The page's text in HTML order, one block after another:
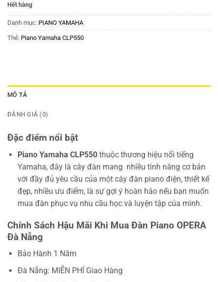
Hết hàng
Danh mục: PIANO YAMAHA
Thẻ: Piano Yamaha CLP550
MÔ TẢ
ĐÁNH GIÁ (0)
Đặc điểm nổi bật
Piano Yamaha CLP550 thuộc thương hiệu nổi tiếng
Yamaha, đây là cây đàn mang nhiều tính năng cơ bản
với đầy đủ yêu cầu của một cây đàn piano điện, thiết kế
đẹp, nhiều ưu điểm, là sự gợi ý hoàn hảo nếu bạn muốn
mua đàn phục vụ nhu cầu học và luyện tập của mình.
Chính Sách Hậu Mãi Khi Mua Đàn Piano OPERA
Đà Nẵng
Bảo Hành 1 Năm
Đà Nẵng: MIỄN PHÍ Giao Hàng